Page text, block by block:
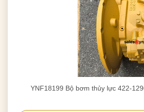
YNF18199 Bộ bơm thủy lực 422-